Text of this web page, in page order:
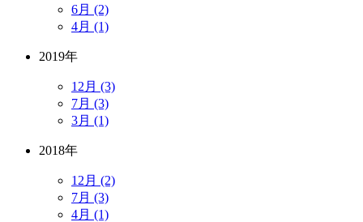
6月 (2)
4月 (1)
2019年
12月 (3)
7月 (3)
3月 (1)
2018年
12月 (2)
7月 (3)
4月 (1)